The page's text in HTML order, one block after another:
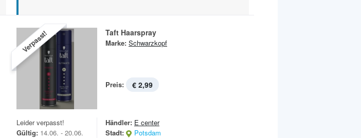
Verpasst! Taft Haarspray
Marke: Schwarzkopf
Preis: € 2,99
Leider verpasst!
Gültig: 14.06. - 20.06.
Händler: E center
Stadt:
Potsdam